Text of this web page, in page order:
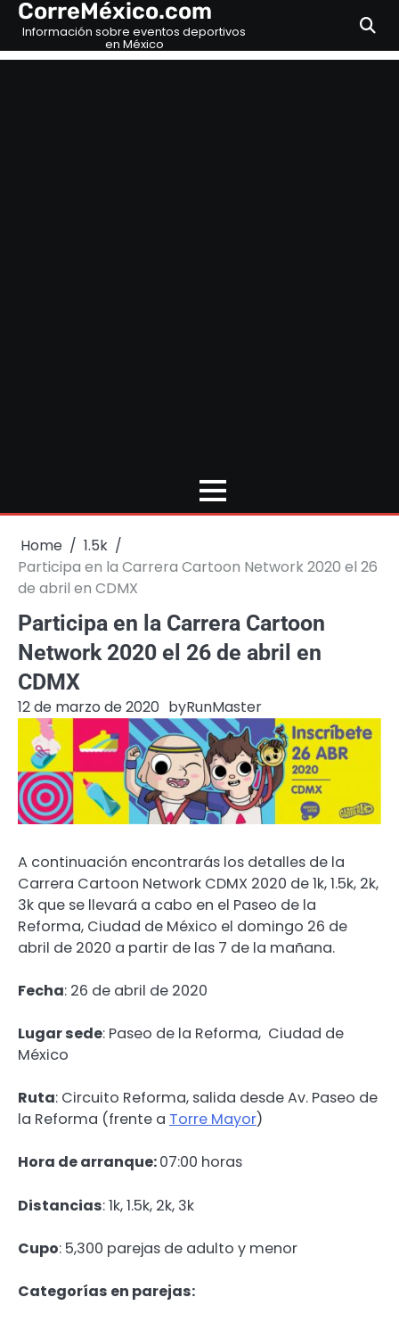
Skip
content
CorreMéxico.com
Información sobre eventos deportivos
en México
Home
1.5k
Participa en la Carrera Cartoon Network 2020 el 26
de abril en CDMX
Participa en la Carrera Cartoon
Network 2020 el 26 de abril en
CDMX
12 de marzo de 2020 byRunMaster
A continuación encontrarás los detalles de la
Carrera Cartoon Network CDMX 2020 de 1k, 1.5k, 2k,
3k que se llevará a cabo en el Paseo de la
Reforma, Ciudad de México el domingo 26 de
abril de 2020 a partir de las 7 de la mañana.
Fecha: 26 de abril de 2020
Lugar sede: Paseo de la Reforma, Ciudad de
México
Ruta: Circuito Reforma, salida desde Av. Paseo de
la Reforma (frente a Torre Mayor)
Hora de arranque:07:00 horas
Distancias: 1k, 1.5k, 2k, 3k
Cupo: 5,300 parejas de adulto y menor
Categorías en parejas: